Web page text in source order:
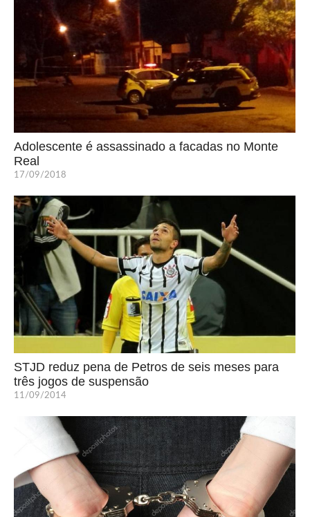
Adolescente é assassinado a facadas no Monte
Real
17/09/2018
STJD reduz pena de Petros de seis meses para
três jogos de suspensão
11/09/2014